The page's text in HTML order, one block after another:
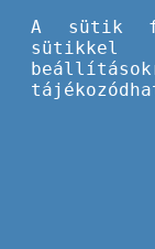
A sütik